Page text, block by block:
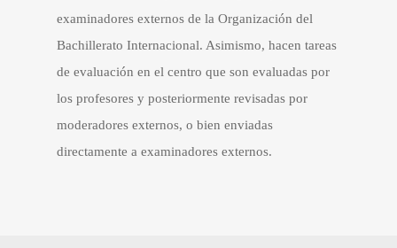
examinadores externos de la Organización del
Bachillerato Internacional. Asimismo, hacen tareas
de evaluación en el centro que son evaluadas por
los profesores y posteriormente revisadas por
moderadores externos, o bien enviadas
directamente a examinadores externos.